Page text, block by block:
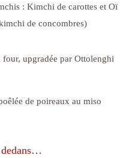
: Kimchi de carottes et Oï
de concombres)
four, upgradée par Ottolenghi
de poireaux au miso